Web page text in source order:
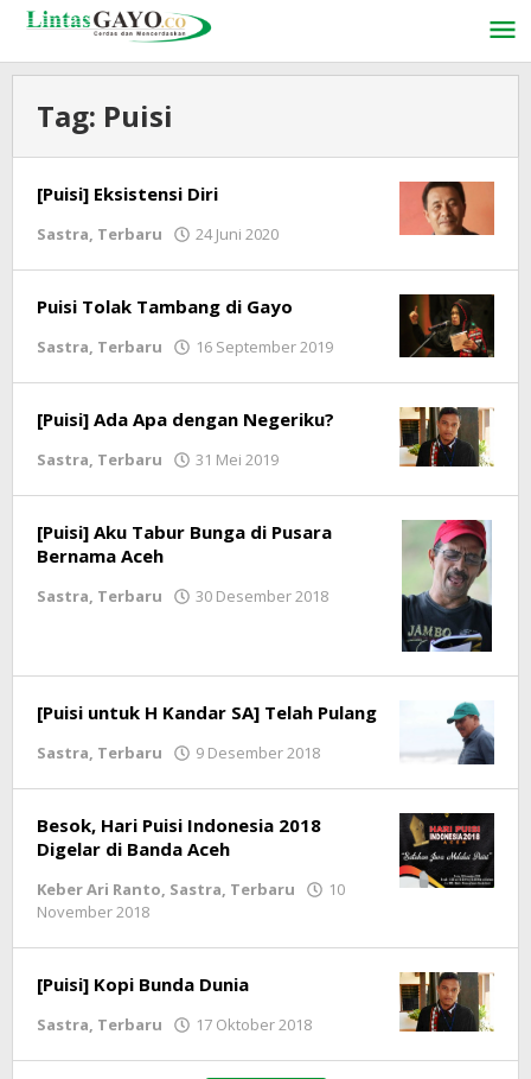
Lewati
konten
Tag: Puisi
[Puisi] Eksistensi Diri
Sastra, Terbaru 24 Juni 2020
Puisi Tolak Tambang di Gayo
Sastra, Terbaru 16 September 2019
[Puisi] Ada Apa dengan Negeriku?
Sastra, Terbaru 31 Mei 2019
[Puisi] Aku Tabur Bunga di Pusara
Bernama Aceh
Sastra, Terbaru 30 Desember 2018
LintasGAYO
[Puisi untuk H Kandar SA] Telah Pulang
Sastra, Terbaru 9 Desember 2018
Besok, Hari Puisi Indonesia 2018
Digelar di Banda Aceh
Keber Ari Ranto, Sastra, Terbaru
10
November 2018
[Puisi] Kopi Bunda Dunia
Sastra, Terbaru 17 Oktober 2018